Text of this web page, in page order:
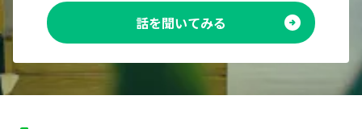
話を聞いてみる